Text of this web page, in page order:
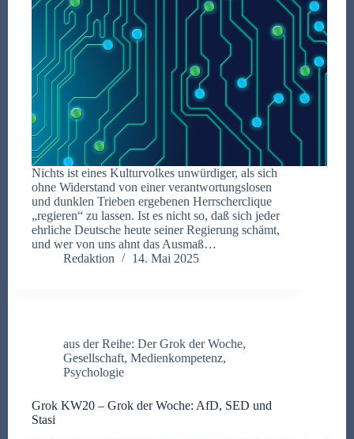
Nichts ist eines Kulturvolkes unwürdiger, als sich
ohne Widerstand von einer verantwortungslosen
und dunklen Trieben ergebenen Herrscherclique
„regieren“ zu lassen. Ist es nicht so, daß sich jeder
ehrliche Deutsche heute seiner Regierung schämt,
und wer von uns ahnt das Ausmaß…
Redaktion
14. Mai 2025
aus der Reihe: Der Grok der Woche,
Gesellschaft, Medienkompetenz,
Psychologie
Grok KW20 – Grok der Woche: AfD, SED und
Stasi